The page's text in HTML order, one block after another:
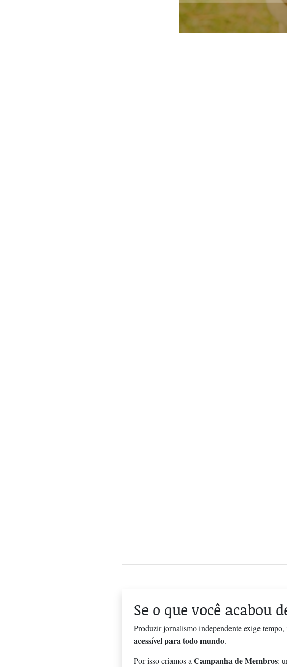
Se o que você acabou
Produzir jornalismo independente exige
acessível para todo mundo.
Por isso criamos a Campanha de Membros: